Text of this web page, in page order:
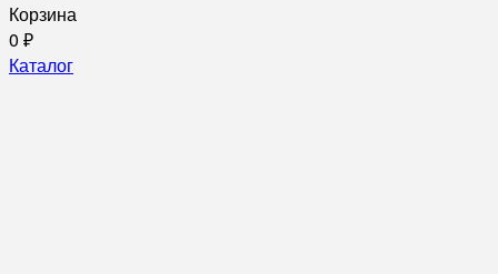
Корзина
0 ₽
Каталог